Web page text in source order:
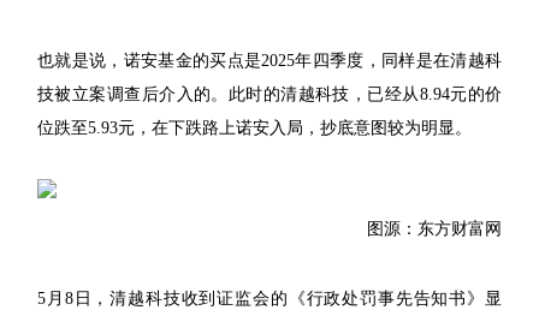
也就是说，诺安基金的买点是2025年四季度，同样是在清越科
技被立案调查后介入的。此时的清越科技，已经从8.94元的价
位跌至5.93元，在下跌路上诺安入局，抄底意图较为明显。
图源：东方财富网
5月8日，清越科技收到证监会的《行政处罚事先告知书》显